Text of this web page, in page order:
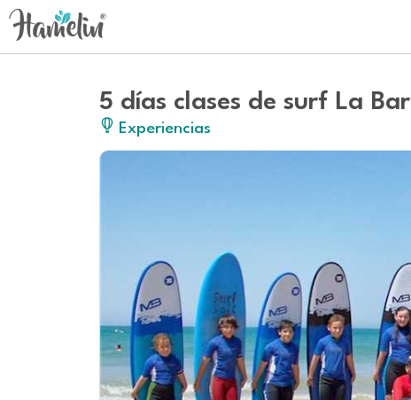
5 días clases de surf La
Experiencias